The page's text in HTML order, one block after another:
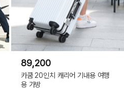
89,200
카쿰 20인치 캐리어 기내용 여행
용 가방